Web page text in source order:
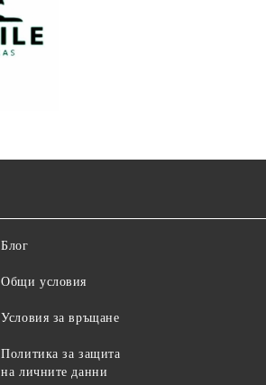
Блог
Общи условия
Условия за връщане
Политика за защита
на личните данни